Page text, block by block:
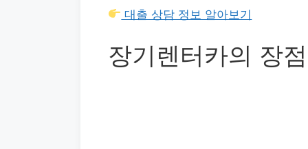
대출 상담 정보 알아보기
장기렌터카의 장점